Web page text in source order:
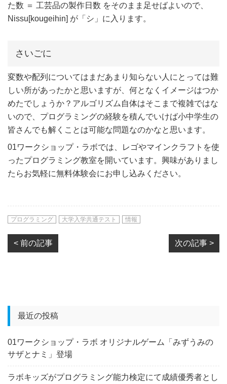
た数 ＝ 工芸品の製作日数 をそのまま足せばよいので、
Nissu[kougeihin] が「シ」に入ります。
さいごに
変数や配列についてはまだあまり知らない人にとっては難
しい所があったかと思いますが、何となくイメージはつか
めたでしょうか？アルゴリズム自体はそこまで複雑ではな
いので、プログラミングの経験を積んでいけば小中学生の
皆さんでも解くことは可能な問題なのかなと思います。
01ワークショップ・ラボでは、レゴやマインクラフトを使
ったプログラミング教室を開いています。興味がありまし
たらお気軽に無料体験会にお申し込みください。
プログラミング 大学入学共通テスト 情報
< 前の記事 次の記事 >
最近の投稿
01ワークショップ・ラボ オリジナルゲーム「みずうみの
サザとナミ」登場
ラボキッズがプログラミング能力検定にて成績優秀者とし